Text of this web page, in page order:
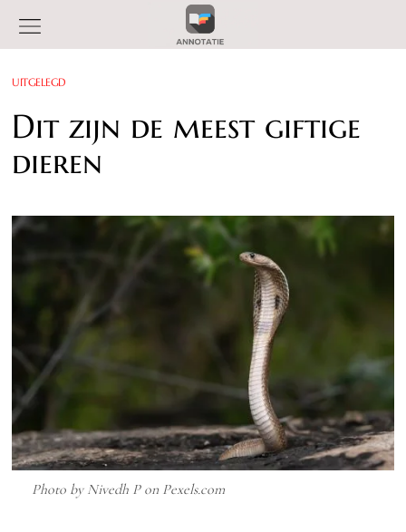
UITGELEGD
Dit zijn de meest giftige
dieren
Photo by Nivedh P on Pexels.com